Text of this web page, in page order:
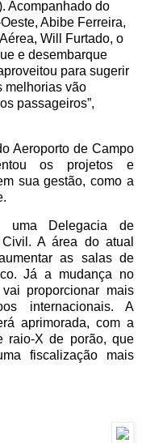
Acompanhado do
Abibe Ferreira,
Will Furtado, o
e desembarque
para sugerir
melhorias vão
passageiros”,
Aeroporto de Campo
os projetos e
sua gestão, como a
uma Delegacia de
A área do atual
as salas de
Já a mudança no
proporcionar mais
internacionais. A
aprimorada, com a
raio-X de porão, que
fiscalização mais